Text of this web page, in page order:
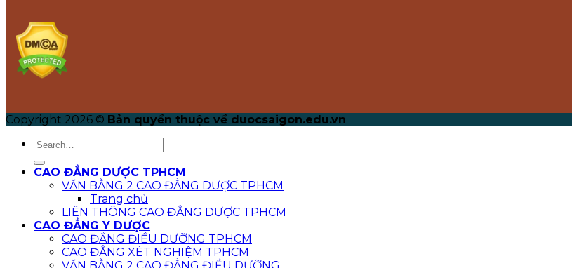
Copyright 2026 © Bản quyền thuộc về duocsaigon.edu.vn
CAO ĐẲNG DƯỢC TPHCM
VĂN BẰNG 2 CAO ĐẲNG DƯỢC TPHCM
Trang chủ
LIÊN THÔNG CAO ĐẲNG DƯỢC TPHCM
CAO ĐẲNG Y DƯỢC
CAO ĐẲNG ĐIỀU DƯỠNG TPHCM
CAO ĐẲNG XÉT NGHIỆM TPHCM